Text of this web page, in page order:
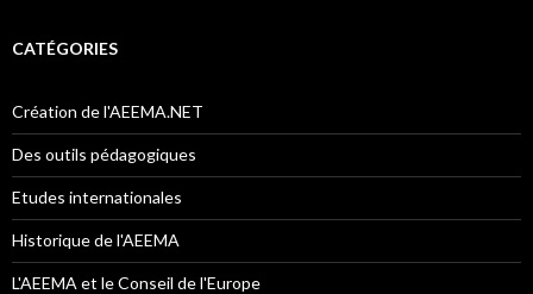
CATÉGORIES
Création de l'AEEMA.NET
Des outils pédagogiques
Etudes internationales
Historique de l'AEEMA
L'AEEMA et le Conseil de l'Europe